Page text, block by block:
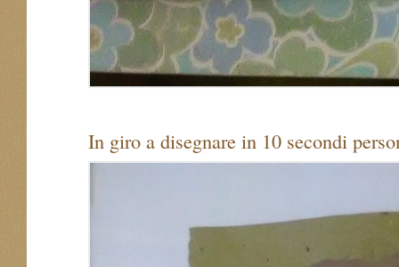
In giro a disegnare in 10 secondi